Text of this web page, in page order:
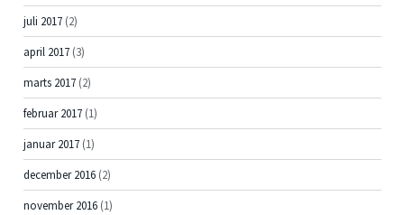
juli 2017 (2)
april 2017 (3)
marts 2017 (2)
februar 2017 (1)
januar 2017 (1)
december 2016 (2)
november 2016 (1)